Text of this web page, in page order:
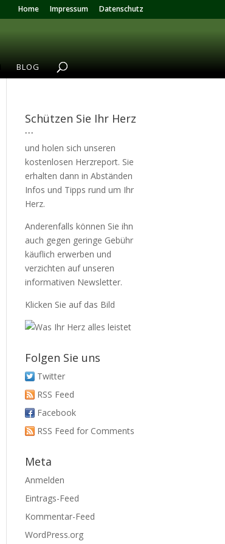
Home Impressum Datenschutz
BLOG
Schützen Sie Ihr Herz
…
und holen sich unseren
kostenlosen Herzreport. Sie
erhalten dann in Abständen
Infos und Tipps rund um Ihr
Herz.
Anderenfalls können Sie ihn
auch gegen geringe Gebühr
käuflich erwerben und
verzichten auf unseren
informativen Newsletter.
Klicken Sie auf das Bild
Folgen Sie uns
Twitter
RSS Feed
Facebook
RSS Feed for Comments
Meta
Anmelden
Eintrags-Feed
Kommentar-Feed
WordPress.org